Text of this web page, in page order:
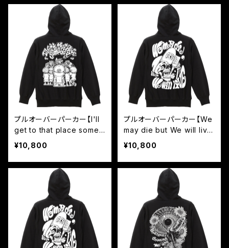
プルオーバーパーカー【I'll
get to that place somed
ay】
¥10,800
プルオーバーパーカー【We
may die but We will liv
e】
¥10,800